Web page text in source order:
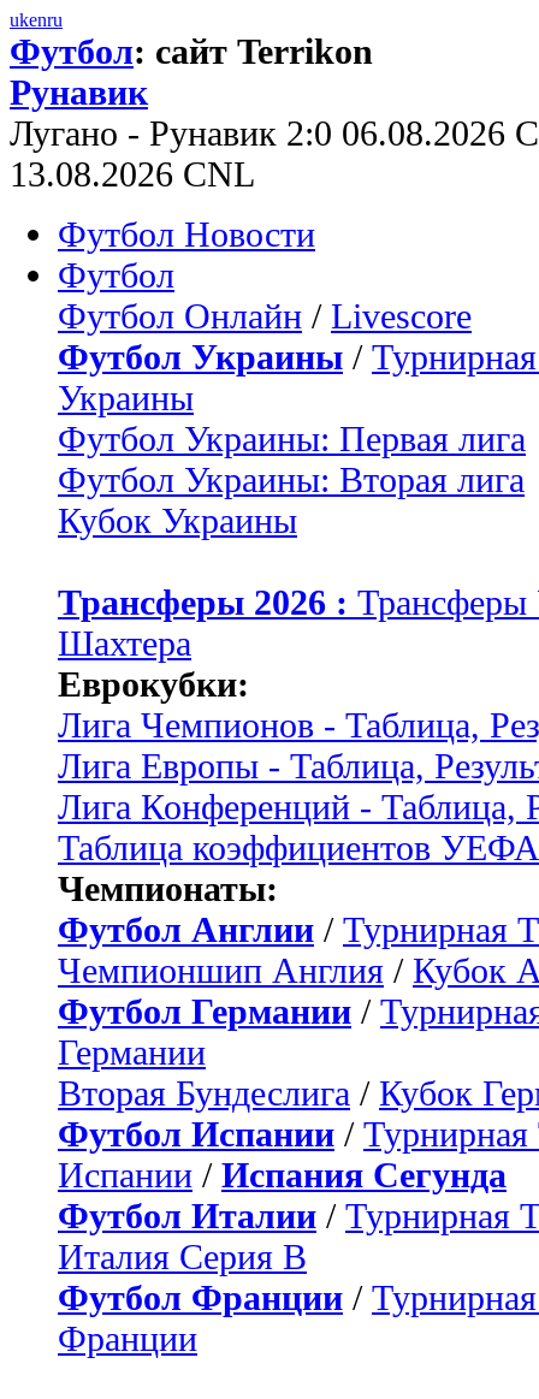
ukenru
Футбол: сайт Terrikon
Рунавик
Лугано - Рунавик 2:0 06.08.2026
13.08.2026 CNL
Футбол Новости
Футбол
Футбол Онлайн / Livescore
Футбол Украины /
Украины
Футбол Украины: Первая лига
Футбол Украины: Вторая лига
Кубок Украины
Трансферы 2026 :
Шахтера
Еврокубки:
Лига Чемпионов - Таблица,
Лига Европы - Таблица,
Лига Конференций - Таблица,
Таблица коэффициентов УЕФА
Чемпионаты:
Футбол Англии / Турнирная
Чемпионшип Англия / Кубок
Футбол Германии /
Германии
Вторая Бундеслига / Кубок
Футбол Испании / Турнирная
Испании / Испания Сегунда
Футбол Италии / Турнирная
Италия Серия B
Футбол Франции /
Франции